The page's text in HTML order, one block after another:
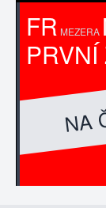
FR MEZERA
PRVNÍ
NA